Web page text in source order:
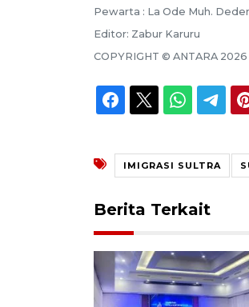
Pewarta : La Ode Muh.
Editor: Zabur Karuru
COPYRIGHT © ANTARA 2026
IMIGRASI SULTRA
Berita Terkait